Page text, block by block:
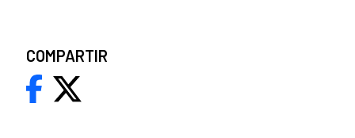
COMPARTIR